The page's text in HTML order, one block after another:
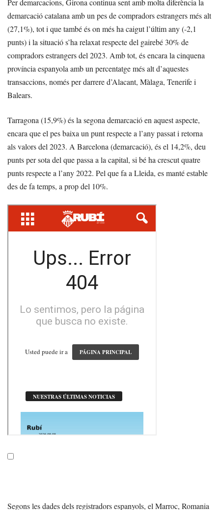
Per demarcacions, Girona continua sent amb molta diferència la
demarcació catalana amb un pes de compradors estrangers més alt
(27,1%), tot i que també és on més ha caigut l’últim any (-2,1
punts) i la situació s’ha relaxat respecte del gairebé 30% de
compradors estrangers del 2023. Amb tot, és encara la cinquena
província espanyola amb un percentatge més alt d’aquestes
transaccions, només per darrere d’Alacant, Màlaga, Tenerife i
Balears.
Tarragona (15,9%) és la segona demarcació en aquest aspecte,
encara que el pes baixa un punt respecte a l’any passat i retorna
als valors del 2023. A Barcelona (demarcació), és el 14,2%, deu
punts per sota del que passa a la capital, si bé ha crescut quatre
punts respecte a l’any 2022. Pel que fa a Lleida, es manté estable
des de fa temps, a prop del 10%.
Segons les dades dels registradors espanyols, el Marroc, Romania